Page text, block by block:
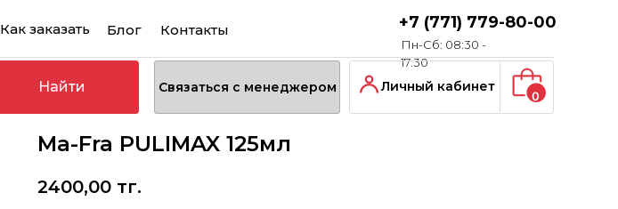
Контакты
Найти
+7 (771) 779-80-00
Пн-Сб: 08:30 -
17:30
Блог
Личный кабинет
0
Связаться с менеджером
Как заказать
Ma-Fra PULIMAX 125мл
2400,00 тг.